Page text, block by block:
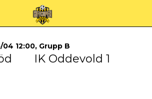
04 12:00, Grupp B
IK Oddevold 1